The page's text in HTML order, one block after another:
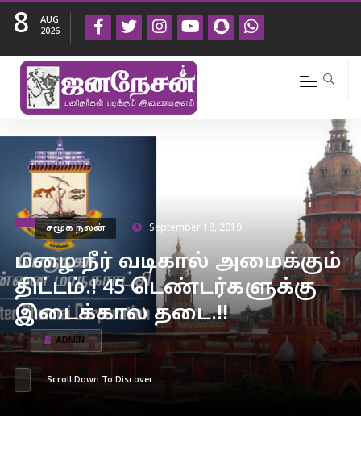
8
AUG
2026
சமூக நலன் September 18, 2019
மழை நீர் வடிகால் அமைக்கும்
திட்டம்.! 45 டெண்டர்களுக்கு
இடைக்கால தடை.!!
ADMIN
Scroll Down To Discover